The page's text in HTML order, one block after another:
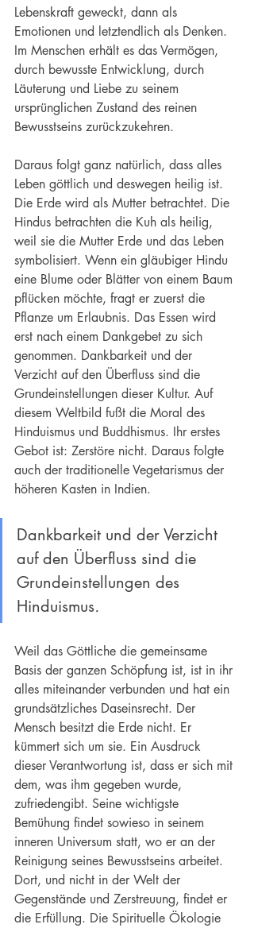
Lebenskraft geweckt, dann als
Emotionen und letztendlich als Denken.
Im Menschen erhält es das Vermögen,
durch bewusste Entwicklung, durch
Läuterung und Liebe zu seinem
ursprünglichen Zustand des reinen
Bewusstseins zurückzukehren.
Daraus folgt ganz natürlich, dass alles
Leben göttlich und deswegen heilig ist.
Die Erde wird als Mutter betrachtet. Die
Hindus betrachten die Kuh als heilig,
weil sie die Mutter Erde und das Leben
symbolisiert. Wenn ein gläubiger Hindu
eine Blume oder Blätter von einem Baum
pflücken möchte, fragt er zuerst die
Pflanze um Erlaubnis. Das Essen wird
erst nach einem Dankgebet zu sich
genommen. Dankbarkeit und der
Verzicht auf den Überfluss sind die
Grundeinstellungen dieser Kultur. Auf
diesem Weltbild fußt die Moral des
Hinduismus und Buddhismus. Ihr erstes
Gebot ist: Zerstöre nicht. Daraus folgte
auch der traditionelle Vegetarismus der
höheren Kasten in Indien.
Dankbarkeit und der Verzicht
auf den Überfluss sind die
Grundeinstellungen des
Hinduismus.
Weil das Göttliche die gemeinsame
Basis der ganzen Schöpfung ist, ist in ihr
alles miteinander verbunden und hat ein
grundsätzliches Daseinsrecht. Der
Mensch besitzt die Erde nicht. Er
kümmert sich um sie. Ein Ausdruck
dieser Verantwortung ist, dass er sich mit
dem, was ihm gegeben wurde,
zufriedengibt. Seine wichtigste
Bemühung findet sowieso in seinem
inneren Universum statt, wo er an der
Reinigung seines Bewusstseins arbeitet.
Dort, und nicht in der Welt der
Gegenstände und Zerstreuung, findet er
die Erfüllung. Die Spirituelle Ökologie